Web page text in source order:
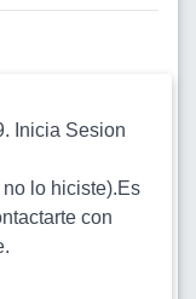
Inicia Sesion
lo hiciste).Es
con